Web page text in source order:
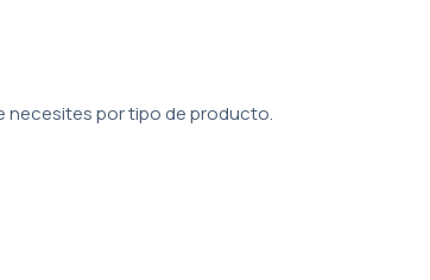
necesites por tipo de producto.